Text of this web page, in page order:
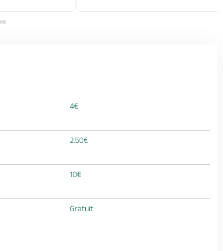
4€
2.50€
10€
Gratuit